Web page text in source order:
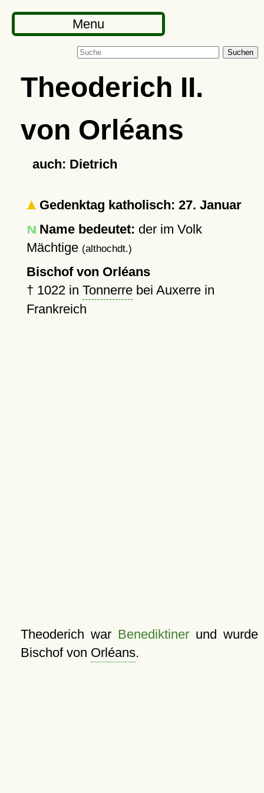
Menu
Suchen
Theoderich II.
von Orléans
auch: Dietrich
Gedenktag katholisch: 27. Januar
Name bedeutet: der im Volk
Mächtige (althochdt.)
Bischof von Orléans
† 1022in Tonnerrebei Auxerre in
Frankreich
Theoderich war Benediktinerund wurde
Bischof von Orléans.